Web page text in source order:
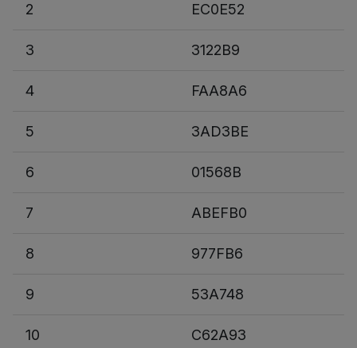
2 EC0E52
3 3122B9
4 FAA8A6
5 3AD3BE
6 01568B
7 ABEFB0
8 977FB6
9 53A748
10 C62A93